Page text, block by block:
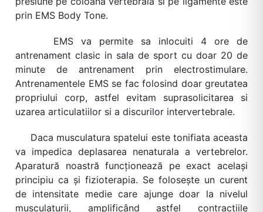
prin EMS Body Tone.
EMS va permite sa inlocuiti 4 ore de
antrenament clasic in sala de sport cu doar 20 de
minute de antrenament prin electrostimulare.
Antrenamentele EMS se fac folosind doar greutatea
propriului corp, astfel evitam suprasolicitarea si
uzarea articulatiilor si a discurilor intervertebrale.
Daca musculatura spatelui este tonifiata aceasta
va impedica deplasarea nenaturala a vertebrelor.
Aparatură noastră funcționează pe exact același
principiu ca și fizioterapia. Se folosește un curent
de intensitate medie care ajunge doar la nivelul
musculaturii, amplificând astfel contracțiile